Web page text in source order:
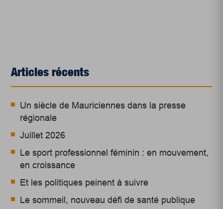
Articles récents
Un siècle de Mauriciennes dans la presse
régionale
Juillet 2026
Le sport professionnel féminin : en mouvement,
en croissance
Et les politiques peinent à suivre
Le sommeil, nouveau défi de santé publique